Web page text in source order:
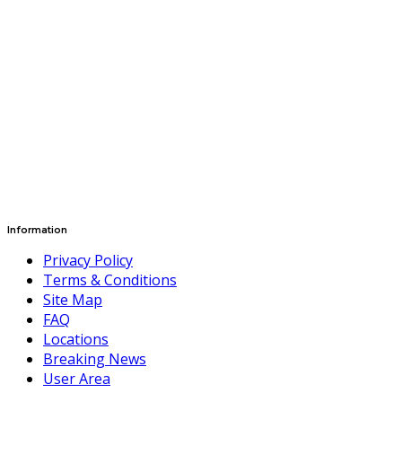
Information
Privacy Policy
Terms & Conditions
Site Map
FAQ
Locations
Breaking News
User Area